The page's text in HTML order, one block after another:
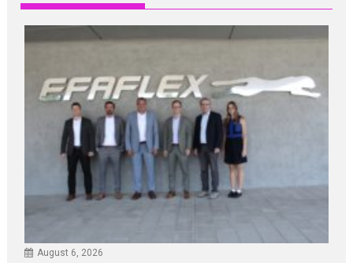
August 6, 2026